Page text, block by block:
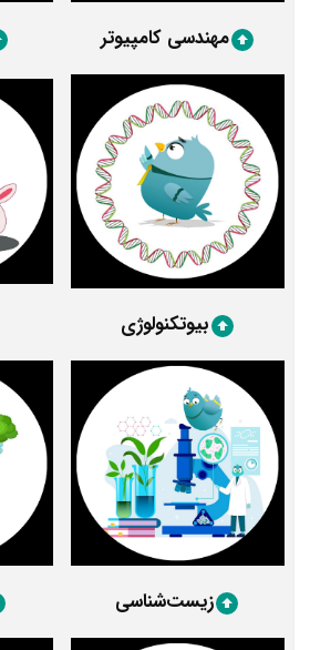
مهندسی کامپیوتر
بیوتکنولوژی
زیست‌شناسی